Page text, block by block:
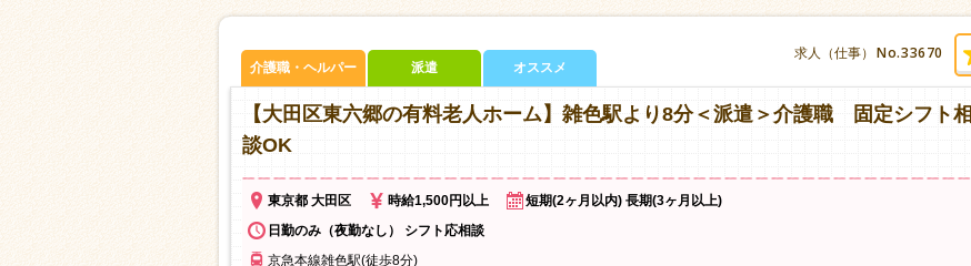
求人（仕事） No.33670
介護職・ヘルパー 派遣 オススメ
【大田区東六郷の有料老人ホーム】雑色駅より8分＜派遣＞介護職 固定シフト相
談OK
東京都 大田区 時給1,500円以上
短期(2ヶ月以内) 長期(3ヶ月以上)
日勤のみ（夜勤なし） シフト応相談
京急本線雑色駅(徒歩8分)